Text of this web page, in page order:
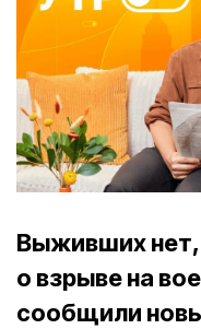
Выживших нет,
о взрыве на
сообщили